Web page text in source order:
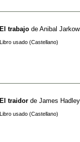
El trabajo de Anibal
Libro usado (Castellano)
El traidor de James
Libro usado (Castellano)